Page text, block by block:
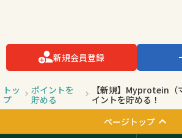
新規会員登録
トッ
プ
ポイントを
貯める
【新規】Myprotein（
イントを貯める！
ページトップ